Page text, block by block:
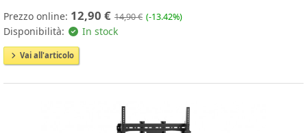
Prezzo online: 12,90 € 14,90 € (-13.42%)
Disponibilità: In stock
Vai all'articolo